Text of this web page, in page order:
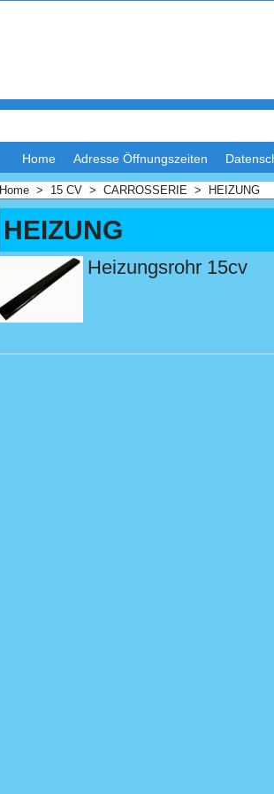
Home Adresse Öffnungszeiten
Home > 15 CV > CARROSSERIE > HEIZUNG
HEIZUNG
Heizungsrohr 15cv